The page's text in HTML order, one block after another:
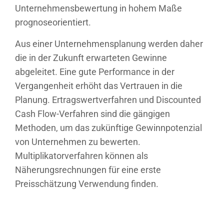
Unternehmensbewertung in hohem Maße
prognoseorientiert.
Aus einer Unternehmensplanung werden daher
die in der Zukunft erwarteten Gewinne
abgeleitet. Eine gute Performance in der
Vergangenheit erhöht das Vertrauen in die
Planung. Ertragswertverfahren und Discounted
Cash Flow-Verfahren sind die gängigen
Methoden, um das zukünftige Gewinnpotenzial
von Unternehmen zu bewerten.
Multiplikatorverfahren können als
Näherungsrechnungen für eine erste
Preisschätzung Verwendung finden.